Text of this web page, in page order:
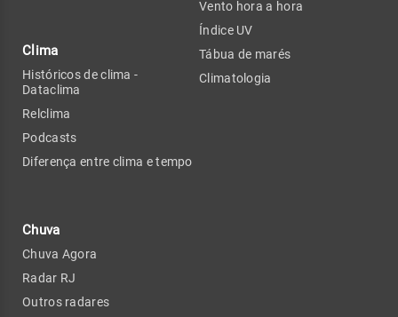
Clima
Históricos de clima -
Dataclima
Relclima
Podcasts
Diferença entre clima e tempo
Chuva
Chuva Agora
Radar RJ
Outros radares
Vento hora a hora
Índice UV
Tábua de marés
Climatologia